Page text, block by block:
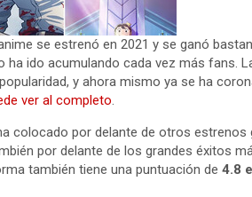
se estrenó en 2021 y se ganó
ido acumulando cada vez más fans.
y ahora mismo ya se ha
ver al completo.
colocado por delante de otros
por delante de los grandes éxitos
también tiene una puntuación de4.8